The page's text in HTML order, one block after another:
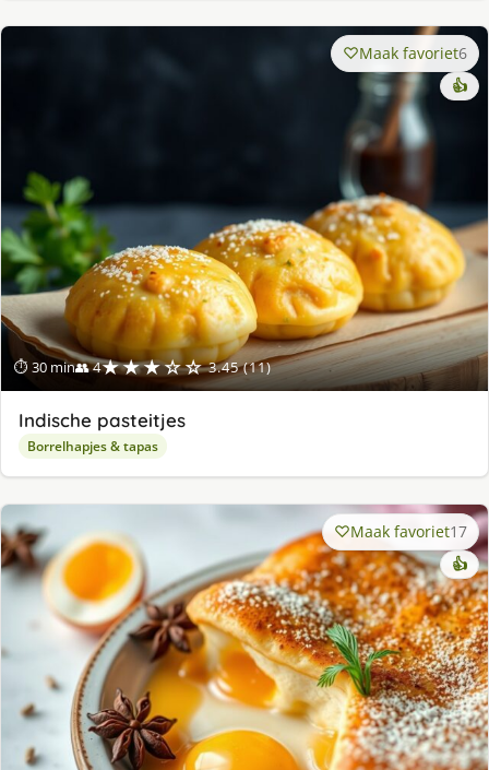
⏱ 30 min👥 4★★★☆☆ 3.45 (11)
Maak favoriet6
👍
Indische pasteitjes
Borrelhapjes & tapas
Maak favoriet17
👍